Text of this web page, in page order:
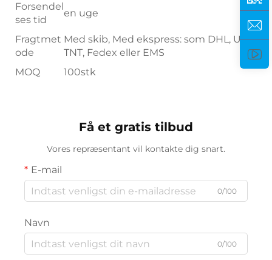
Forsendel
ses tid
en uge
Fragtmet
ode
Med skib, Med ekspress: som DHL, UPS,
TNT, Fedex eller EMS
MOQ
100stk
Få et gratis tilbud
Vores repræsentant vil kontakte dig snart.
E-mail
0/100
Navn
0/100